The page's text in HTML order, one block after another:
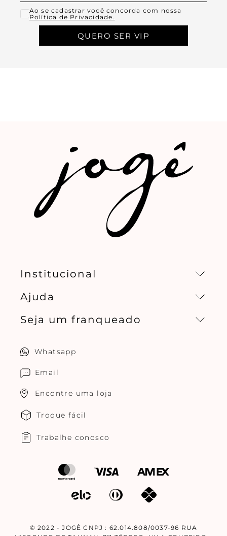
Ao se cadastrar você concorda com nossa
Política de Privacidade.
QUERO SER VIP
Institucional
Missão, visão e valores
Ajuda
Central de relacionamento
Seja um franqueado
Whatsapp
Email
Encontre uma loja
Troque fácil
Trabalhe conosco
© 2022 - JOGÊ CNPJ : 62.014.808/0037-96 RUA